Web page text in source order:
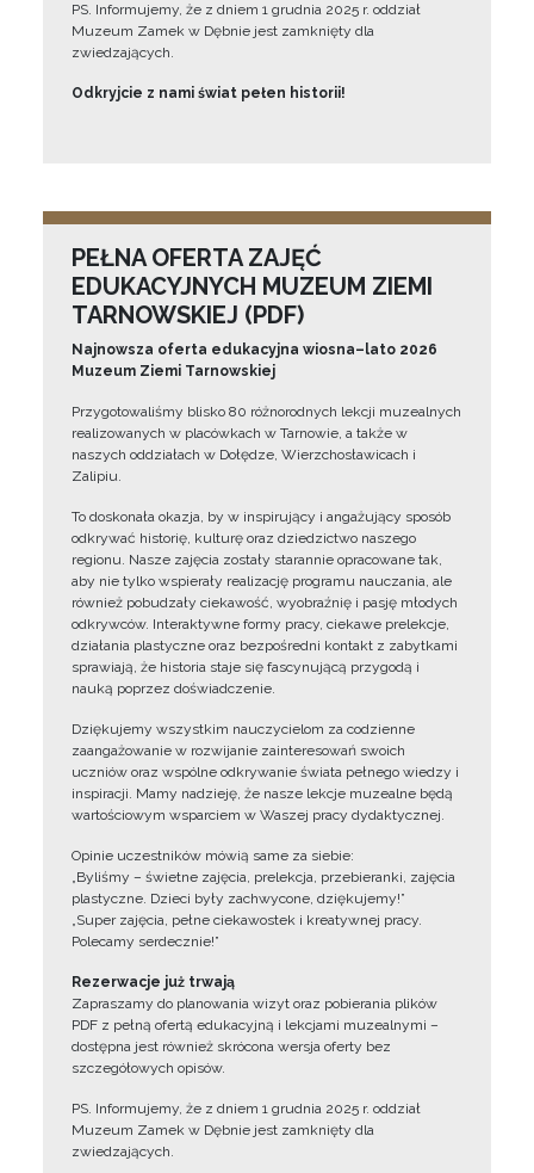
PS. Informujemy, że z dniem 1 grudnia 2025 r. oddział
Muzeum Zamek w Dębnie jest zamknięty dla
zwiedzających.
Odkryjcie z nami świat pełen historii!
PEŁNA OFERTA ZAJĘĆ
EDUKACYJNYCH MUZEUM ZIEMI
TARNOWSKIEJ (PDF)
Najnowsza oferta edukacyjna wiosna–lato 2026
Muzeum Ziemi Tarnowskiej
Przygotowaliśmy blisko 80 różnorodnych lekcji muzealnych
realizowanych w placówkach w Tarnowie, a także w
naszych oddziałach w Dołędze, Wierzchosławicach i
Zalipiu.
To doskonała okazja, by w inspirujący i angażujący sposób
odkrywać historię, kulturę oraz dziedzictwo naszego
regionu. Nasze zajęcia zostały starannie opracowane tak,
aby nie tylko wspierały realizację programu nauczania, ale
również pobudzały ciekawość, wyobraźnię i pasję młodych
odkrywców. Interaktywne formy pracy, ciekawe prelekcje,
działania plastyczne oraz bezpośredni kontakt z zabytkami
sprawiają, że historia staje się fascynującą przygodą i
nauką poprzez doświadczenie.
Dziękujemy wszystkim nauczycielom za codzienne
zaangażowanie w rozwijanie zainteresowań swoich
uczniów oraz wspólne odkrywanie świata pełnego wiedzy i
inspiracji. Mamy nadzieję, że nasze lekcje muzealne będą
wartościowym wsparciem w Waszej pracy dydaktycznej.
Opinie uczestników mówią same za siebie:
„Byliśmy – świetne zajęcia, prelekcja, przebieranki, zajęcia
plastyczne. Dzieci były zachwycone, dziękujemy!”
„Super zajęcia, pełne ciekawostek i kreatywnej pracy.
Polecamy serdecznie!”
Rezerwacje już trwają
Zapraszamy do planowania wizyt oraz pobierania plików
PDF z pełną ofertą edukacyjną i lekcjami muzealnymi –
dostępna jest również skrócona wersja oferty bez
szczegółowych opisów.
PS. Informujemy, że z dniem 1 grudnia 2025 r. oddział
Muzeum Zamek w Dębnie jest zamknięty dla
zwiedzających.